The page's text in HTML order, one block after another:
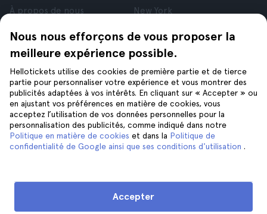
Nous nous efforçons de vous proposer la
meilleure expérience possible.
Hellotickets utilise des cookies de première partie et de tierce
partie pour personnaliser votre expérience et vous montrer des
publicités adaptées à vos intérêts. En cliquant sur « Accepter » ou
en ajustant vos préférences en matière de cookies, vous
acceptez l’utilisation de vos données personnelles pour la
personnalisation des publicités, comme indiqué dans notre
Politique en matière de cookies et dans la Politique de
confidentialité de Google ainsi que ses conditions d'utilisation .
Accepter
À propos de nous
Affiliés
Avis
Confidentialité
Conditions générales
Mentions Légales
Cookies
New York
Paris
Londres
Grenade
Cracovie
Tenerife
Aide
Suivez-nous sur